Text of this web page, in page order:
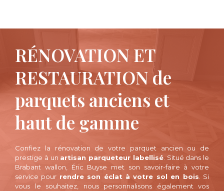
RÉNOVATION ET
RESTAURATION de
parquets anciens et
haut de gamme
Confiez la rénovation de votre parquet ancien ou de
prestige à un artisan parqueteur labellisé. Situé dans le
Brabant wallon, Éric Buyse met son savoir-faire à votre
service pour rendre son éclat à votre sol en bois . Si
vous le souhaitez, nous personnalisons également vos